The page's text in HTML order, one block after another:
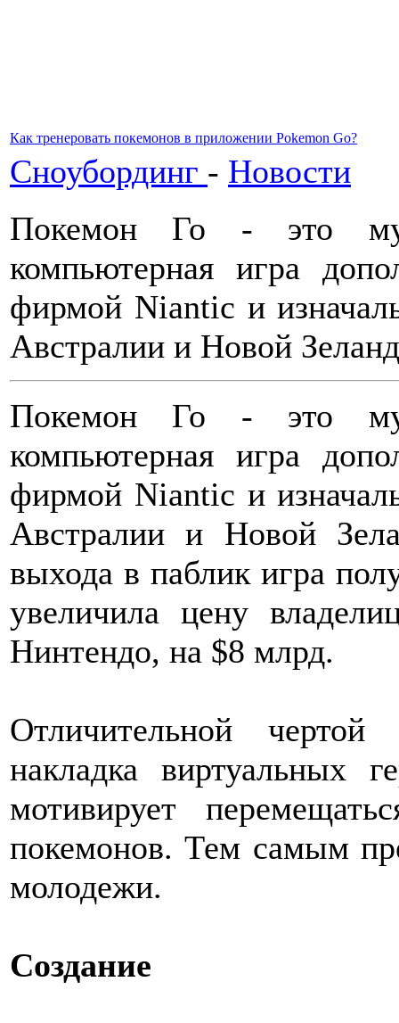
Как тренеровать покемонов в приложении Pokemon Go?
Сноубординг - Новости
Покемон Го - это
компьютерная игра
фирмой Niantic и
Австралии и Новой
Покемон Го - это
компьютерная игра
фирмой Niantic и
Австралии и Новой
выхода в паблик игра
увеличила цену
Нинтендо, на $8 млрд.
Отличительной
накладка виртуальных
мотивирует
покемонов. Тем самым
молодежи.
Создание